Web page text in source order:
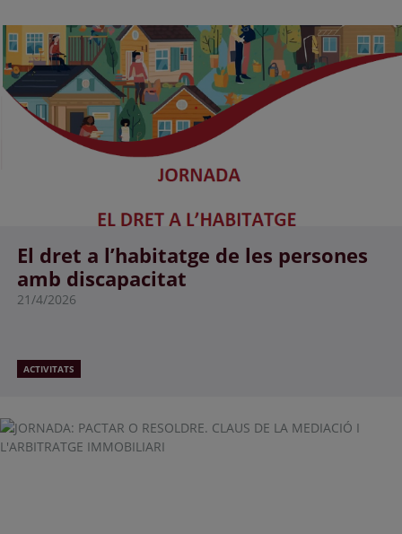
El dret a l’habitatge de les persones
amb discapacitat
21/4/2026
ACTIVITATS